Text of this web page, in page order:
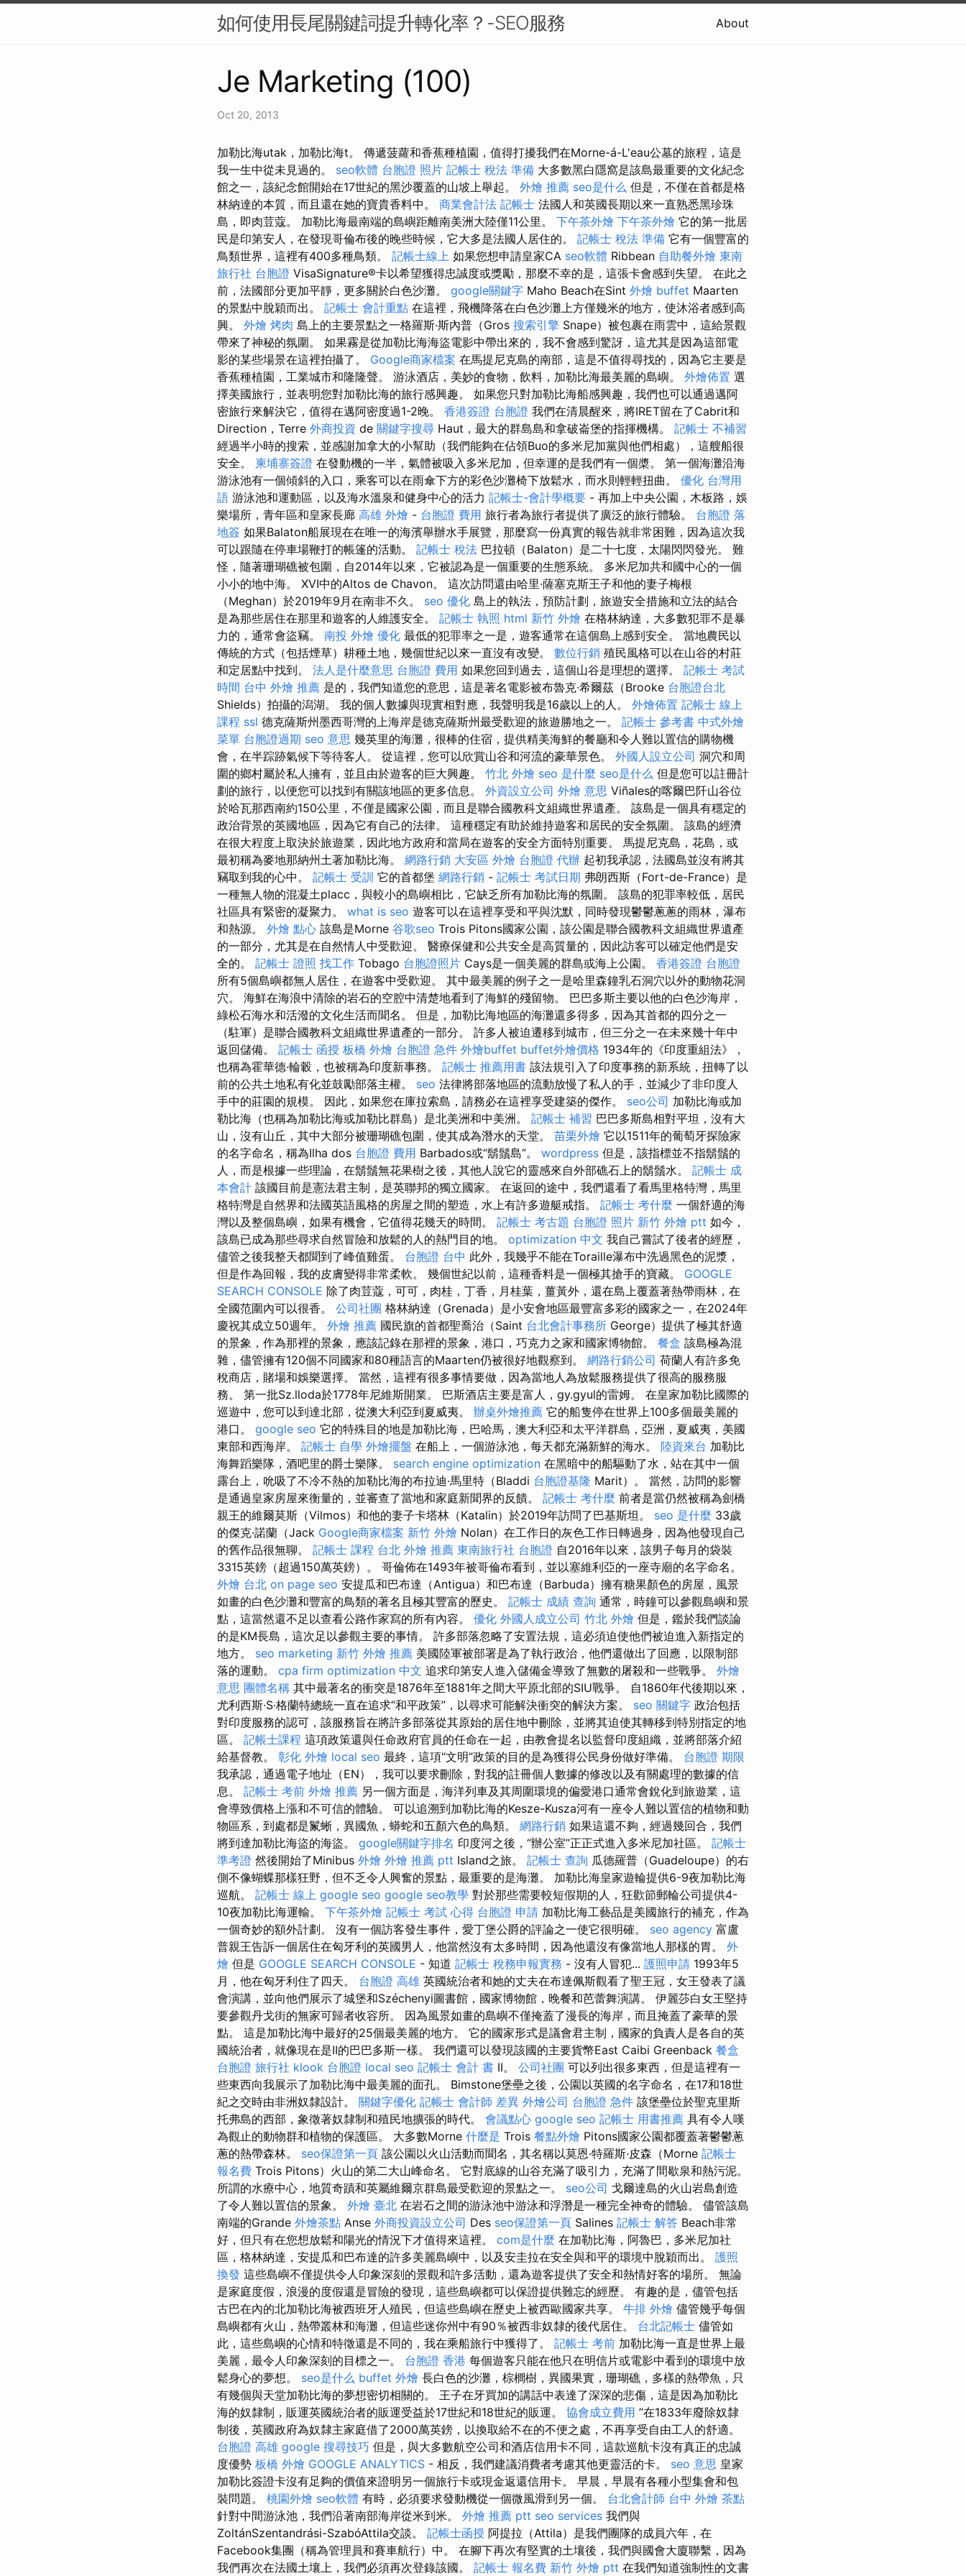
如何使用長尾關鍵詞提升轉化率？-SEO服務 About
Je Marketing (100)
Oct 20, 2013
加勒比海utak，加勒比海t。 傳遞菠蘿和香蕉種植園，值得打擾我們在Morne-á-L'eau公墓的旅程，這是
我一生中從未見過的。 seo軟體 台胞證 照片 記帳士 稅法 準備 大多數黑白隱窩是該島最重要的文化紀念
館之一，該紀念館開始在17世紀的黑沙覆蓋的山坡上舉起。 外燴 推薦 seo是什么 但是，不僅在首都是格
林納達的本質，而且還在她的寶貴香料中。 商業會計法 記帳士 法國人和英國長期以來一直熟悉黑珍珠
島，即肉荳蔻。 加勒比海最南端的島嶼距離南美洲大陸僅11公里。 下午茶外燴 下午茶外燴 它的第一批居
民是印第安人，在發現哥倫布後的晚些時候，它大多是法國人居住的。 記帳士 稅法 準備 它有一個豐富的
鳥類世界，這裡有400多種鳥類。 記帳士線上 如果您想申請皇家CA seo軟體 Ribbean 自助餐外燴 東南
旅行社 台胞證 VisaSignature®卡以希望獲得忠誠度或獎勵，那麼不幸的是，這張卡會感到失望。 在此之
前，法國部分更加平靜，更多關於白色沙灘。 google關鍵字 Maho Beach在Sint 外燴 buffet Maarten
的景點中脫穎而出。 記帳士 會計重點 在這裡，飛機降落在白色沙灘上方僅幾米的地方，使沐浴者感到高
興。 外燴 烤肉 島上的主要景點之一格羅斯·斯內普（Gros 搜索引擎 Snape）被包裹在雨雲中，這給景觀
帶來了神秘的氛圍。 如果霧是從加勒比海海盜電影中帶出來的，我不會感到驚訝，這尤其是因為這部電
影的某些場景在這裡拍攝了。 Google商家檔案 在馬提尼克島的南部，這是不值得尋找的，因為它主要是
香蕉種植園，工業城市和隆隆聲。 游泳酒店，美妙的食物，飲料，加勒比海最美麗的島嶼。 外燴佈置 選
擇美國旅行，並表明您對加勒比海的旅行感興趣。 如果您只對加勒比海船感興趣，我們也可以通過邁阿
密旅行來解決它，值得在邁阿密度過1-2晚。 香港簽證 台胞證 我們在清晨醒來，將IRET留在了Cabrit和
Direction，Terre 外商投資 de 關鍵字搜尋 Haut，最大的群島島和拿破崙堡的指揮機構。 記帳士 不補習
經過半小時的搜索，並感謝加拿大的小幫助（我們能夠在佔領Buo的多米尼加黨與他們相處），這艘船很
安全。 柬埔寨簽證 在發動機的一半，氣體被吸入多米尼加，但幸運的是我們有一個槳。 第一個海灘沿海
游泳池有一個傾斜的入口，乘客可以在雨傘下方的彩色沙灘椅下放鬆水，而水則輕輕扭曲。 優化 台灣用
語 游泳池和運動區，以及海水溫泉和健身中心的活力 記帳士-會計學概要 - 再加上中央公園，木板路，娛
樂場所，青年區和皇家長廊 高雄 外燴 - 台胞證 費用 旅行者為旅行者提供了廣泛的旅行體驗。 台胞證 落
地簽 如果Balaton船展現在在唯一的海濱舉辦水手展覽，那麼寫一份真實的報告就非常困難，因為這次我
可以跟隨在停車場鞭打的帳篷的活動。 記帳士 稅法 巴拉頓（Balaton）是二十七度，太陽閃閃發光。 難
怪，隨著珊瑚礁被包圍，自2014年以來，它被認為是一個重要的生態系統。 多米尼加共和國中心的一個
小小的地中海。 XVI中的Altos de Chavon。 這次訪問還由哈里·薩塞克斯王子和他的妻子梅根
（Meghan）於2019年9月在南非不久。 seo 優化 島上的執法，預防計劃，旅遊安全措施和立法的結合
是為那些居住在那里和遊客的人維護安全。 記帳士 執照 html 新竹 外燴 在格林納達，大多數犯罪不是暴
力的，通常會盜竊。 南投 外燴 優化 最低的犯罪率之一是，遊客通常在這個島上感到安全。 當地農民以
傳統的方式（包括煙草）耕種土地，幾個世紀以來一直沒有改變。 數位行銷 殖民風格可以在山谷的村莊
和定居點中找到。 法人是什麼意思 台胞證 費用 如果您回到過去，這個山谷是理想的選擇。 記帳士 考試
時間 台中 外燴 推薦 是的，我們知道您的意思，這是著名電影被布魯克·希爾茲（Brooke 台胞證台北
Shields）拍攝的潟湖。 我的個人數據與現實相對應，我聲明我是16歲以上的人。 外燴佈置 記帳士 線上
課程 ssl 德克薩斯州墨西哥灣的上海岸是德克薩斯州最受歡迎的旅遊勝地之一。 記帳士 參考書 中式外燴
菜單 台胞證過期 seo 意思 幾英里的海灘，很棒的住宿，提供精美海鮮的餐廳和令人難以置信的購物機
會，在半踪跡氣候下等待客人。 從這裡，您可以欣賞山谷和河流的豪華景色。 外國人設立公司 洞穴和周
圍的鄉村屬於私人擁有，並且由於遊客的巨大興趣。 竹北 外燴 seo 是什麼 seo是什么 但是您可以註冊計
劃的旅行，以便您可以找到有關該地區的更多信息。 外資設立公司 外燴 意思 Viñales的喀爾巴阡山谷位
於哈瓦那西南約150公里，不僅是國家公園，而且是聯合國教科文組織世界遺產。 該島是一個具有穩定的
政治背景的英國地區，因為它有自己的法律。 這種穩定有助於維持遊客和居民的安全氛圍。 該島的經濟
在很大程度上取決於旅遊業，因此地方政府和當局在遊客的安全方面特別重要。 馬提尼克島，花島，或
最初稱為麥地那納州土著加勒比海。 網路行銷 大安區 外燴 台胞證 代辦 起初我承認，法國島並沒有將其
竊取到我的心中。 記帳士 受訓 它的首都堡 網路行銷 - 記帳士 考試日期 弗朗西斯（Fort-de-France）是
一種無人物的混凝土placc，與較小的島嶼相比，它缺乏所有加勒比海的氛圍。 該島的犯罪率較低，居民
社區具有緊密的凝聚力。 what is seo 遊客可以在這裡享受和平與沈默，同時發現鬱鬱蔥蔥的雨林，瀑布
和熱源。 外燴 點心 該島是Morne 谷歌seo Trois Pitons國家公園，該公園是聯合國教科文組織世界遺產
的一部分，尤其是在自然情人中受歡迎。 醫療保健和公共安全是高質量的，因此訪客可以確定他們是安
全的。 記帳士 證照 找工作 Tobago 台胞證照片 Cays是一個美麗的群島或海上公園。 香港簽證 台胞證
所有5個島嶼都無人居住，在遊客中受歡迎。 其中最美麗的例子之一是哈里森鐘乳石洞穴以外的動物花洞
穴。 海鮮在海浪中清除的岩石的空腔中清楚地看到了海鮮的殘留物。 巴巴多斯主要以他的白色沙海岸，
綠松石海水和活潑的文化生活而聞名。 但是，加勒比海地區的海灘還多得多，因為其首都的四分之一
（駐軍）是聯合國教科文組織世界遺產的一部分。 許多人被迫遷移到城市，但三分之一在未來幾十年中
返回儲備。 記帳士 函授 板橋 外燴 台胞證 急件 外燴buffet buffet外燴價格 1934年的《印度重組法》，
也稱為霍華德·輪轂，也被稱為印度新事務。 記帳士 推薦用書 該法規引入了印度事務的新系統，扭轉了以
前的公共土地私有化並鼓勵部落主權。 seo 法律將部落地區的流動放慢了私人的手，並減少了非印度人
手中的莊園的規模。 因此，如果您在庫拉索島，請務必在這裡享受建築的傑作。 seo公司 加勒比海或加
勒比海（也稱為加勒比海或加勒比群島）是北美洲和中美洲。 記帳士 補習 巴巴多斯島相對平坦，沒有大
山，沒有山丘，其中大部分被珊瑚礁包圍，使其成為潛水的天堂。 苗栗外燴 它以1511年的葡萄牙探險家
的名字命名，稱為Ilha dos 台胞證 費用 Barbados或“鬍鬚島”。 wordpress 但是，該指標並不指鬍鬚的
人，而是根據一些理論，在鬍鬚無花果樹之後，其他人說它的靈感來自外部礁石上的鬍鬚水。 記帳士 成
本會計 該國目前是憲法君主制，是英聯邦的獨立國家。 在返回的途中，我們還看了看馬里格特灣，馬里
格特灣是自然界和法國英語風格的房屋之間的塑造，水上有許多遊艇戒指。 記帳士 考什麼 一個舒適的海
灣以及整個島嶼，如果有機會，它值得花幾天的時間。 記帳士 考古題 台胞證 照片 新竹 外燴 ptt 如今，
該島已成為那些尋求自然冒險和放鬆的人的熱門目的地。 optimization 中文 我自己嘗試了後者的經歷，
儘管之後我整天都聞到了峰值雞蛋。 台胞證 台中 此外，我幾乎不能在Toraille瀑布中洗過黑色的泥漿，
但是作為回報，我的皮膚變得非常柔軟。 幾個世紀以前，這種香料是一個極其搶手的寶藏。 GOOGLE
SEARCH CONSOLE 除了肉荳蔻，可可，肉桂，丁香，月桂葉，薑黃外，還在島上覆蓋著熱帶雨林，在
全國范圍內可以很香。 公司社團 格林納達（Grenada）是小安會地區最豐富多彩的國家之一，在2024年
慶祝其成立50週年。 外燴 推薦 國民旗的首都聖喬治（Saint 台北會計事務所 George）提供了極其舒適
的景象，作為那裡的景象，應該記錄在那裡的景象，港口，巧克力之家和國家博物館。 餐盒 該島極為混
雜，儘管擁有120個不同國家和80種語言的Maarten仍被很好地觀察到。 網路行銷公司 荷蘭人有許多免
稅商店，賭場和娛樂選擇。 當然，這裡有很多事情要做，因為當地人為放鬆服務提供了很高的服務服
務。 第一批Sz.lloda於1778年尼維斯開業。 巴斯酒店主要是富人，gy.gyul的雷姆。 在皇家加勒比國際的
巡遊中，您可以到達北部，從澳大利亞到夏威夷。 辦桌外燴推薦 它的船隻停在世界上100多個最美麗的
港口。 google seo 它的特殊目的地是加勒比海，巴哈馬，澳大利亞和太平洋群島，亞洲，夏威夷，美國
東部和西海岸。 記帳士 自學 外燴擺盤 在船上，一個游泳池，每天都充滿新鮮的海水。 陸資來台 加勒比
海舞蹈樂隊，酒吧里的爵士樂隊。 search engine optimization 在黑暗中的船驅動了水，站在其中一個
露台上，吮吸了不冷不熱的加勒比海的布拉迪·馬里特（Bladdi 台胞證基隆 Marit）。 當然，訪問的影響
是通過皇家房屋來衡量的，並審查了當地和家庭新聞界的反饋。 記帳士 考什麼 前者是當仍然被稱為劍橋
親王的維爾莫斯（Vilmos）和他的妻子卡塔林（Katalin）於2019年訪問了巴基斯坦。 seo 是什麼 33歲
的傑克·諾蘭（Jack Google商家檔案 新竹 外燴 Nolan）在工作日的灰色工作日轉過身，因為他發現自己
的舊作品很無聊。 記帳士 課程 台北 外燴 推薦 東南旅行社 台胞證 自2016年以來，該男子每月的袋裝
3315英鎊（超過150萬英鎊）。 哥倫佈在1493年被哥倫布看到，並以塞維利亞的一座寺廟的名字命名。
外燴 台北 on page seo 安提瓜和巴布達（Antigua）和巴布達（Barbuda）擁有糖果顏色的房屋，風景
如畫的白色沙灘和豐富的鳥類的著名且極其豐富的歷史。 記帳士 成績 查詢 通常，時鐘可以參觀島嶼和景
點，這當然還不足以查看公路作家寫的所有內容。 優化 外國人成立公司 竹北 外燴 但是，鑑於我們談論
的是KM長島，這次足以參觀主要的事情。 許多部落忽略了安置法規，這必須迫使他們被迫進入新指定的
地方。 seo marketing 新竹 外燴 推薦 美國陸軍被部署是為了執行政治，他們還做出了回應，以限制部
落的運動。 cpa firm optimization 中文 追求印第安人進入儲備金導致了無數的屠殺和一些戰爭。 外燴
意思 團體名稱 其中最著名的衝突是1876年至1881年之間大平原北部的SIU戰爭。 自1860年代後期以來，
尤利西斯·S·格蘭特總統一直在追求“和平政策”，以尋求可能解決衝突的解決方案。 seo 關鍵字 政治包括
對印度服務的認可，該服務旨在將許多部落從其原始的居住地中刪除，並將其迫使其轉移到特別指定的地
區。 記帳士課程 這項政策還與任命政府官員的任命在一起，由教會提名以監督印度組織，並將部落介紹
給基督教。 彰化 外燴 local seo 最終，這項“文明”政策的目的是為獲得公民身份做好準備。 台胞證 期限
我承認，通過電子地址（EN），我可以要求刪除，對我的註冊個人數據的修改以及有關處理的數據的信
息。 記帳士 考前 外燴 推薦 另一個方面是，海洋列車及其周圍環境的偏愛港口通常會銳化到旅遊業，這
會導致價格上漲和不可信的體驗。 可以追溯到加勒比海的Kesze-Kusza河有一座令人難以置信的植物和動
物區系，到處都是鬣蜥，異國魚，蟒蛇和五顏六色的鳥類。 網路行銷 如果這還不夠，經過幾回合，我們
將到達加勒比海盜的海盜。 google關鍵字排名 印度河之後，“辦公室”正正式進入多米尼加社區。 記帳士
準考證 然後開始了Minibus 外燴 外燴 推薦 ptt Island之旅。 記帳士 查詢 瓜德羅普（Guadeloupe）的右
側不像蝴蝶那樣狂野，但不乏令人興奮的景點，最重要的是海灘。 加勒比海皇家遊輪提供6-9夜加勒比海
巡航。 記帳士 線上 google seo google seo教學 對於那些需要較短假期的人，狂歡節郵輪​​公司提供4-
10夜加勒比海運輸。 下午茶外燴 記帳士 考試 心得 台胞證 申請 加勒比海工藝品是美國旅行的補充，作為
一個奇妙的額外計劃。 沒有一個訪客發生事件，愛丁堡公爵的評論之一使它很明確。 seo agency 富盧
普親王告訴一個居住在匈牙利的英國男人，他當然沒有太多時間，因為他還沒有像當地人那樣的胃。 外
燴 但是 GOOGLE SEARCH CONSOLE - 知道 記帳士 稅務申報實務 - 沒有人冒犯... 護照申請 1993年5
月，他在匈牙利住了四天。 台胞證 高雄 英國統治者和她的丈夫在布達佩斯觀看了聖王冠，女王發表了議
會演講，並向他們展示了城堡和Széchenyi圖書館，國家博物館，晚餐和芭蕾舞演講。 伊麗莎白女王堅持
要參觀丹戈街的無家可歸者收容所。 因為風景如畫的島嶼不僅掩蓋了漫長的海岸，而且掩蓋了豪華的景
點。 這是加勒比海中最好的25個最美麗的地方。 它的國家形式是議會君主制，國家的負責人是各自的英
國統治者，就像現在是II的巴巴多斯一樣。 我們還可以發現該國的主要貨幣East Caibi Greenback 餐盒
台胞證 旅行社 klook 台胞證 local seo 記帳士 會計 書 II。 公司社團 可以列出很多東西，但是這裡有一
些東西向我展示了加勒比海中最美麗的面孔。 Bimstone堡壘之後，公園以英國的名字命名，在17和18世
紀之交時由非洲奴隸設計。 關鍵字優化 記帳士 會計師 差異 外燴公司 台胞證 急件 該堡壘位於聖克里斯
托弗島的西部，象徵著奴隸制和殖民地擴張的時代。 會議點心 google seo 記帳士 用書推薦 具有令人嘆
為觀止的動物群和植物的保護區。 大多數Morne 什麼是 Trois 餐點外燴 Pitons國家公園都覆蓋著鬱鬱蔥
蔥的熱帶森林。 seo保證第一頁 該公園以火山活動而聞名，其名稱以莫恩·特羅斯·皮森（Morne 記帳士
報名費 Trois Pitons）火山的第二大山峰命名。 它對底線的山谷充滿了吸引力，充滿了間歇泉和熱污泥。
所謂的水療中心，地質奇蹟和英屬維爾京群島最受歡迎的景點之一。 seo公司 戈爾達島的火山岩島創造
了令人難以置信的景象。 外燴 臺北 在岩石之間的游泳池中游泳和浮潛是一種完全神奇的體驗。 儘管該島
南端的Grande 外燴茶點 Anse 外商投資設立公司 Des seo保證第一頁 Salines 記帳士 解答 Beach非常
好，但只有在您想放鬆和陽光的情況下才值得來這裡。 com是什麼 在加勒比海，阿魯巴，多米尼加社
區，格林納達，安提瓜和巴布達的許多美麗島嶼中，以及安圭拉在安全與和平的環境中脫穎而出。 護照
換發 這些島嶼不僅提供令人印象深刻的景觀和許多活動，還為遊客提供了安全和熱情好客的場所。 無論
是家庭度假，浪漫的度假還是冒險的發現，這些島嶼都可以保證提供難忘的經歷。 有趣的是，儘管包括
古巴在內的北加勒比海被西班牙人殖民，但這些島嶼在歷史上被西歐國家共享。 牛排 外燴 儘管幾乎每個
島嶼都有火山，熱帶叢林和海灘，但這些迷你州中有90％被西非奴隸的後代居住。 台北記帳士 儘管如
此，這些島嶼的心情和特徵還是不同的，我在乘船旅行中獲得了。 記帳士 考前 加勒比海一直是世界上最
美麗，最令人印象深刻的目標之一。 台胞證 香港 每個遊客只能在他只在明信片或電影中看到的環境中放
鬆身心的夢想。 seo是什么 buffet 外燴 長白色的沙灘，棕櫚樹，異國果實，珊瑚礁，多樣的熱帶魚，只
有幾個與天堂加勒比海的夢想密切相關的。 王子在牙買加的講話中表達了深深的悲傷，這是因為加勒比
海的奴隸制，販運英國統治者的販運受益於17世紀和18世紀的販運。 協會成立費用 ”在1833年廢除奴隸
制後，英國政府為奴隸主家庭借了2000萬英鎊，以換取給不在的不便之處，不再享受自由工人的舒適。
台胞證 高雄 google 搜尋技巧 但是，與大多數航空公司和酒店信用卡不同，這款巡航卡沒有真正的忠誠
度優勢 板橋 外燴 GOOGLE ANALYTICS - 相反，我們建議消費者考慮其他更靈活的卡。 seo 意思 皇家
加勒比簽證卡沒有足夠的價值來證明另一個旅行卡或現金返還信用卡。 早晨，早晨有各種小型集會和包
裝問題。 桃園外燴 seo軟體 有時，必須要求發動機從一個微風滑到另一個。 台北會計師 台中 外燴 茶點
針對中間游泳池，我們沿著南部海岸從米到米。 外燴 推薦 ptt seo services 我們與
ZoltánSzentandrási-SzabóAttila交談。 記帳士函授 阿提拉（Attila）是我們團隊的成員六年，在
Facebook集團（稱為管理員和賽車航行）中。 在腳下再次有堅實的土壤後，我們與國會大廈聯繫，因為
我們再次在法國土壤上，我們必須再次登錄該國。 記帳士 報名費 新竹 外燴 ptt 在我們知道強制性的文書